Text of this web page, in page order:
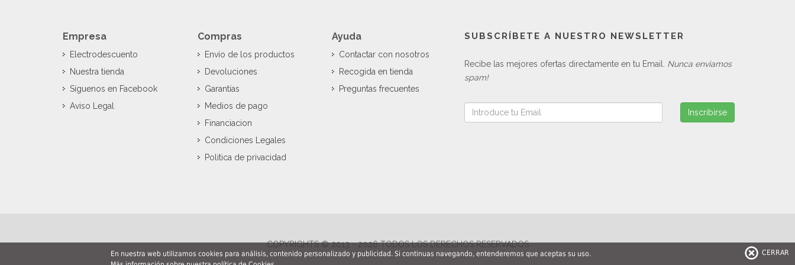
En nuestra web utilizamos cookies para análisis, contenido personalizado y publicidad. Si continuas navegando, entenderemos que aceptas su uso.
CERRAR
Empresa
Electrodescuento
Nuestra tienda
Síguenos en Facebook
Aviso Legal
Compras
Envío de los productos
Devoluciones
Garantías
Medios de pago
Financiacion
Condiciones Legales
Politica de privacidad
Ayuda
Contactar con nosotros
Recogida en tienda
Preguntas frecuentes
SUBSCRÍBETE A NUESTRO NEWSLETTER
Recibe las mejores ofertas directamente en tu Email. Nunca enviamos
spam!
Inscribirse
COPYRIGHTS © 2013 - 2026 TODOS LOS DERECHOS RESERVADOS